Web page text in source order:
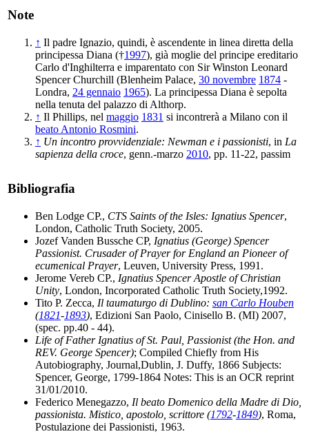
Note
↑ Il padre Ignazio, quindi, è ascendente in linea diretta della
principessa Diana (†1997), già moglie del principe ereditario
Carlo d'Inghilterra e imparentato con Sir Winston Leonard
Spencer Churchill (Blenheim Palace, 30 novembre 1874 -
Londra, 24 gennaio 1965). La principessa Diana è sepolta
nella tenuta del palazzo di Althorp.
↑ Il Phillips, nel maggio 1831 si incontrerà a Milano con il
beato Antonio Rosmini.
↑ Un incontro provvidenziale: Newman e i passionisti, in La
sapienza della croce, genn.-marzo 2010, pp. 11-22, passim
Bibliografia
Ben Lodge CP., CTS Saints of the Isles: Ignatius Spencer,
London, Catholic Truth Society, 2005.
Jozef Vanden Bussche CP, Ignatius (George) Spencer
Passionist. Crusader of Prayer for England an Pioneer of
ecumenical Prayer, Leuven, University Press, 1991.
Jerome Vereb CP., Ignatius Spencer Apostle of Christian
Unity, London, Incorporated Catholic Truth Society,1992.
Tito P. Zecca, Il taumaturgo di Dublino: san Carlo Houben
(1821-1893), Edizioni San Paolo, Cinisello B. (MI) 2007,
(spec. pp.40 - 44).
Life of Father Ignatius of St. Paul, Passionist (the Hon. and
REV. George Spencer); Compiled Chiefly from His
Autobiography, Journal,Dublin, J. Duffy, 1866 Subjects:
Spencer, George, 1799-1864 Notes: This is an OCR reprint
31/01/2010.
Federico Menegazzo, Il beato Domenico della Madre di Dio,
passionista. Mistico, apostolo, scrittore (1792-1849), Roma,
Postulazione dei Passionisti, 1963.